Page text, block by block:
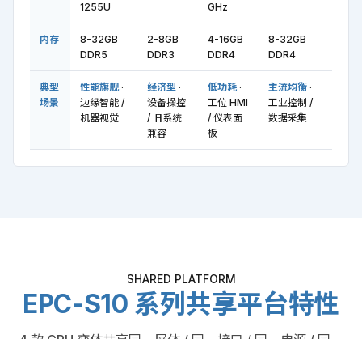
1255U
GHz
内存
8-32GB
DDR5
2-8GB
DDR3
4-16GB
DDR4
8-32GB
DDR4
典型
场景
性能旗舰·
边缘智能 /
机器视觉
经济型 ·
设备操控
/ 旧系统
兼容
低功耗 ·
工位 HMI
/ 仪表面
板
主流均衡 ·
工业控制 /
数据采集
SHARED PLATFORM
EPC-S10 系列共享平台特性